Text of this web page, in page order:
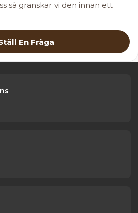
så granskar vi den innan ett
En Fråga